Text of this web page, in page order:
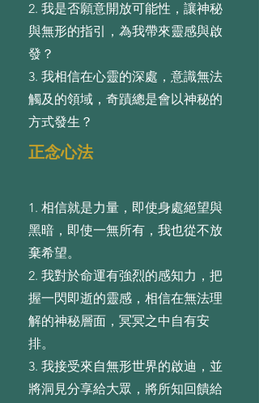
2. 我是否願意開放可能性，讓神秘
與無形的指引，為我帶來靈感與啟
發？
3. 我相信在⼼靈的深處，意識無法
觸及的領域，奇蹟總是會以神秘的
⽅式發⽣？
正念心法
1. 相信就是⼒量，即使⾝處絕望與
⿊暗，即使⼀無所有，我也從不放
棄希望。
2. 我對於命運有強烈的感知⼒，把
握⼀閃即逝的靈感，相信在無法理
解的神秘層⾯，冥冥之中⾃有安
排。
3. 我接受來⾃無形世界的啟迪，並
將洞⾒分享給⼤眾，將所知回饋給